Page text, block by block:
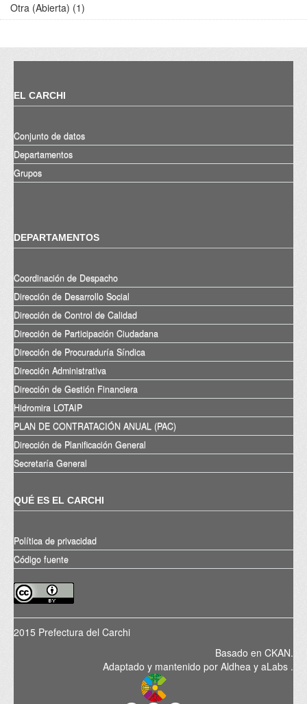
Otra (Abierta) (1)
EL CARCHI
Conjunto de datos
Departamentos
Grupos
DEPARTAMENTOS
Coordinación de Despacho
Dirección de Desarrollo Social
Dirección de Control de Calidad
Dirección de Participación Ciudadana
Dirección de Procuraduría Síndica
Dirección Administrativa
Dirección de Gestión Financiera
Hidromira LOTAIP
PLAN DE CONTRATACIÓN ANUAL (PAC)
Dirección de Planificación General
Secretaría General
QUÉ ES EL CARCHI
Política de privacidad
Código fuente
2015 Prefectura del Carchi
Basado en CKAN.
Adaptado y mantenido por Aldhea y aLabs .